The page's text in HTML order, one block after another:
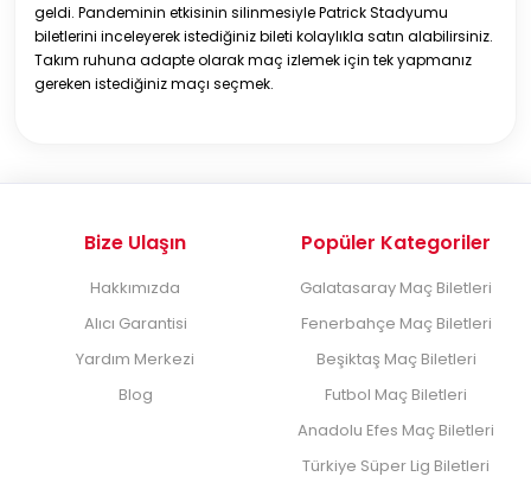
geldi. Pandeminin etkisinin silinmesiyle Patrick Stadyumu
biletlerini inceleyerek istediğiniz bileti kolaylıkla satın alabilirsiniz.
Takım ruhuna adapte olarak maç izlemek için tek yapmanız
gereken istediğiniz maçı seçmek.
Bize Ulaşın
Hakkımızda
Alıcı Garantisi
Yardım Merkezi
Blog
Popüler Kategoriler
Galatasaray Maç Biletleri
Fenerbahçe Maç Biletleri
Beşiktaş Maç Biletleri
Futbol Maç Biletleri
Anadolu Efes Maç Biletleri
Türkiye Süper Lig Biletleri